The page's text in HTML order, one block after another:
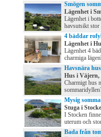
Smögen
Lägenhet i
Lägenhet i
havsutsikt stor
4 bäddar
Lägenhet i
Lägenhet 4
charmiga
Havsnära hus
Hus i Väjern,
Charmigt hus
Mysig
Stuga i
I Stocken
uterum och
Bada från